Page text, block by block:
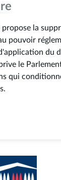
la
pouvoir
du
le
qui